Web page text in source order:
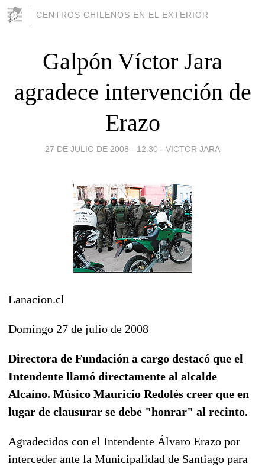
CENTROS CHILENOS EN EL EXTERIOR
Galpón Víctor Jara
agradece intervención de
Erazo
27 DE JULIO DE 2008 - 12:30 - VICTOR JARA
Lanacion.cl
Domingo 27 de julio de 2008
Directora de Fundación a cargo destacó que el
Intendente llamó directamente al alcalde
Alcaíno. Músico Mauricio Redolés creer que en
lugar de clausurar se debe "honrar" al recinto.
Agradecidos con el Intendente Álvaro Erazo por
interceder ante la Municipalidad de Santiago para